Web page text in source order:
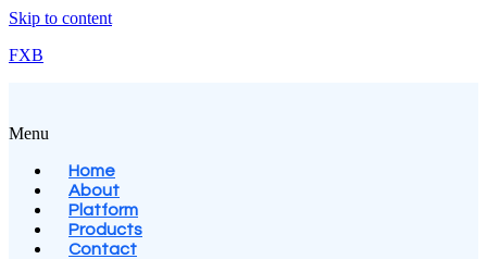
Skip to content
FXB
Menu
Home
About
Platform
Products
Contact